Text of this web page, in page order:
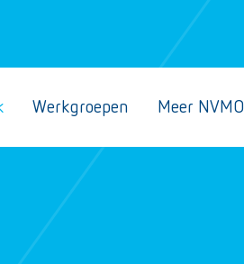
Werkgroepen Meer NVMO